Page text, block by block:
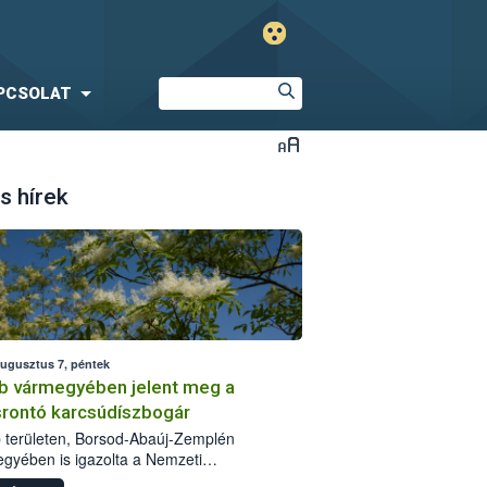
hírek
7, péntek
vármegyében jelent meg a
karcsúdíszbogár
területen, Borsod-Abaúj-Zemplén
is igazolta a Nemzeti
biztonsági Hivatal (Nébih) a